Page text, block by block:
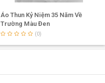
Áo Thun Kỷ Niệm 35 Năm Về
Trường Màu Đen
(0)